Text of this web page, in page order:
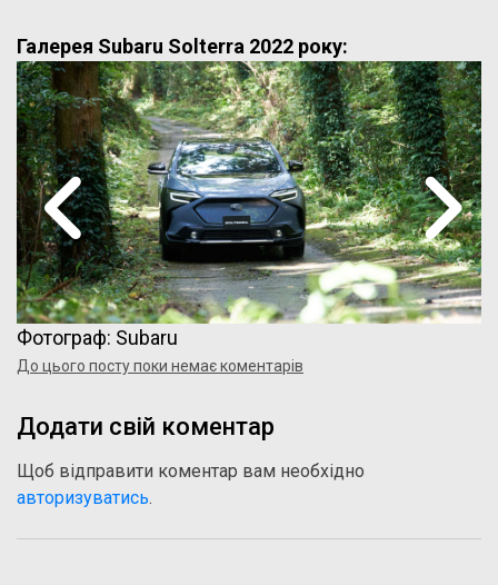
Галерея Subaru Solterra 2022 року:
Фотограф: Subaru
До цього посту поки немає коментарів
Додати свій коментар
Щоб відправити коментар вам необхідно
авторизуватись.